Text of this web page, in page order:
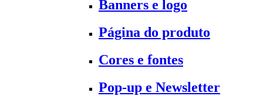
Banners e logo
Página do produto
Cores e fontes
Pop-up e Newsletter